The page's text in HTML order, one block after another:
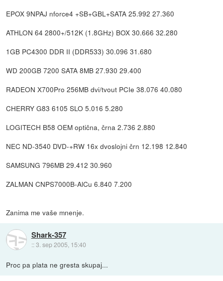
EPOX 9NPAJ nforce4 +SB+GBL+SATA 25.992 27.360
ATHLON 64 2800+/512K (1.8GHz) BOX 30.666 32.280
1GB PC4300 DDR II (DDR533) 30.096 31.680
WD 200GB 7200 SATA 8MB 27.930 29.400
RADEON X700Pro 256MB dvi/tvout PCIe 38.076 40.080
CHERRY G83 6105 SLO 5.016 5.280
LOGITECH B58 OEM optična, črna 2.736 2.880
NEC ND-3540 DVD-+RW 16x dvoslojni črn 12.198 12.840
SAMSUNG 796MB 29.412 30.960
ZALMAN CNPS7000B-AlCu 6.840 7.200
Zanima me vaše mnenje.
Shark-357
::3. sep 2005, 15:40
Proc pa plata ne gresta skupaj...